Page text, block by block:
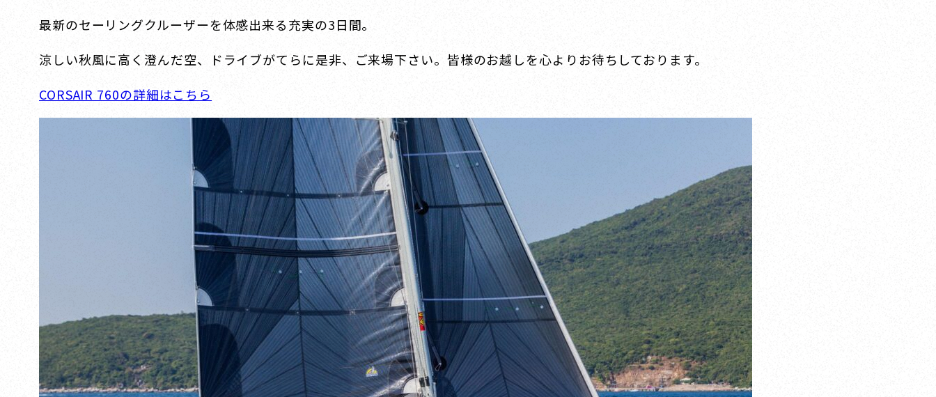
最新のセーリングクルーザーを体感出来る充実の3日間。
涼しい秋風に高く澄んだ空、ドライブがてらに是非、ご来場下さい。皆様のお越しを心よりお待ちしております。
CORSAIR 760の詳細はこちら